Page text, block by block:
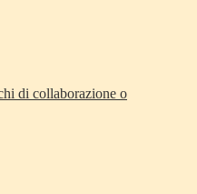
di collaborazione o